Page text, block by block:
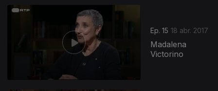
Ep. 15 18 abr. 2017
Madalena
Victorino